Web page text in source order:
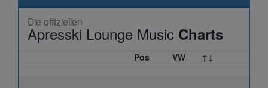
Die offiziellen
Apresski Lounge Music Charts
Pos VW ↑↓